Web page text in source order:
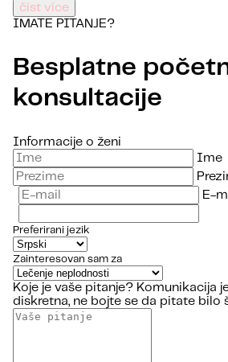
číst více
IMATE PITANJE?
Besplatne
konsultacije
Informacije o ženi
Ime
E-
Preferirani jezik
Zainteresovan sam za
Koje je vaše pitanje? Komunikacija
diskretna, ne bojte se da pitate bilo